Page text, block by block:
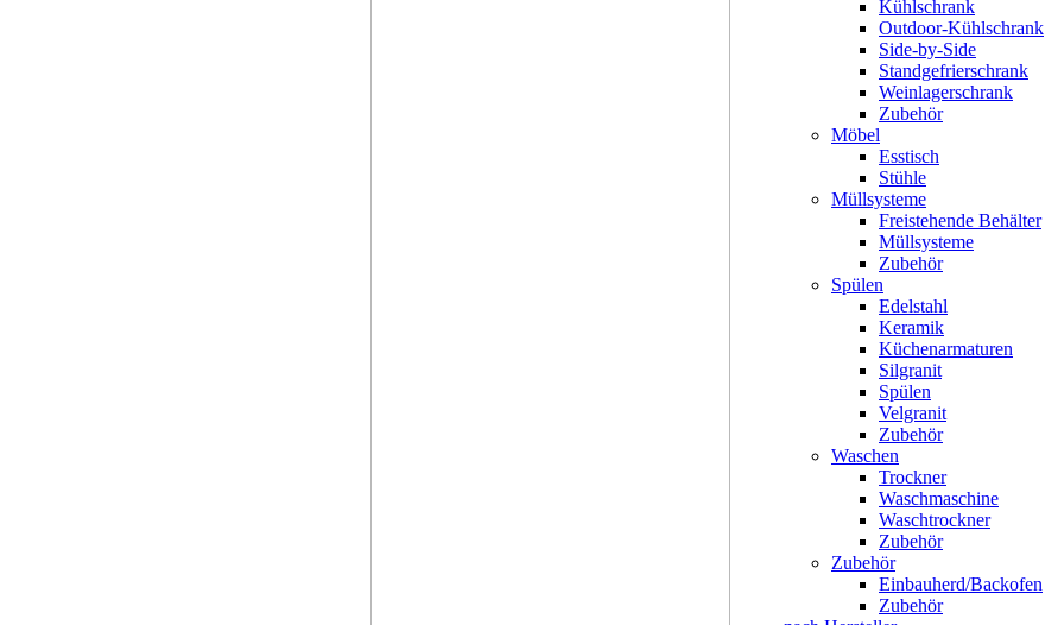
Kühlschrank
Outdoor-Kühlschrank
Side-by-Side
Standgefrierschrank
Weinlagerschrank
Zubehör
Möbel
Esstisch
Stühle
Müllsysteme
Freistehende Behälter
Müllsysteme
Zubehör
Spülen
Edelstahl
Keramik
Küchenarmaturen
Silgranit
Spülen
Velgranit
Zubehör
Waschen
Trockner
Waschmaschine
Waschtrockner
Zubehör
Zubehör
Einbauherd/Backofen
Zubehör